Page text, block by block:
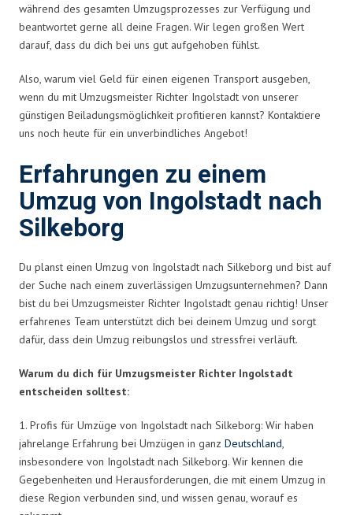
während des gesamten Umzugsprozesses zur Verfügung und
beantwortet gerne all deine Fragen. Wir legen großen Wert
darauf, dass du dich bei uns gut aufgehoben fühlst.
Also, warum viel Geld für einen eigenen Transport ausgeben,
wenn du mit Umzugsmeister Richter Ingolstadt von unserer
günstigen Beiladungsmöglichkeit profitieren kannst? Kontaktiere
uns noch heute für ein unverbindliches Angebot!
Erfahrungen zu einem
Umzug von Ingolstadt nach
Silkeborg
Du planst einen Umzug von Ingolstadt nach Silkeborg und bist auf
der Suche nach einem zuverlässigen Umzugsunternehmen? Dann
bist du bei Umzugsmeister Richter Ingolstadt genau richtig! Unser
erfahrenes Team unterstützt dich bei deinem Umzug und sorgt
dafür, dass dein Umzug reibungslos und stressfrei verläuft.
Warum du dich für Umzugsmeister Richter Ingolstadt
entscheiden solltest:
1. Profis für Umzüge von Ingolstadt nach Silkeborg: Wir haben
jahrelange Erfahrung bei Umzügen in ganz Deutschland,
insbesondere von Ingolstadt nach Silkeborg. Wir kennen die
Gegebenheiten und Herausforderungen, die mit einem Umzug in
diese Region verbunden sind, und wissen genau, worauf es